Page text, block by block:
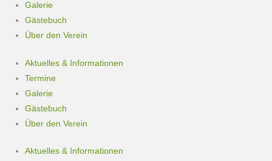
Galerie
Gästebuch
Über den Verein
Aktuelles & Informationen
Termine
Galerie
Gästebuch
Über den Verein
Aktuelles & Informationen